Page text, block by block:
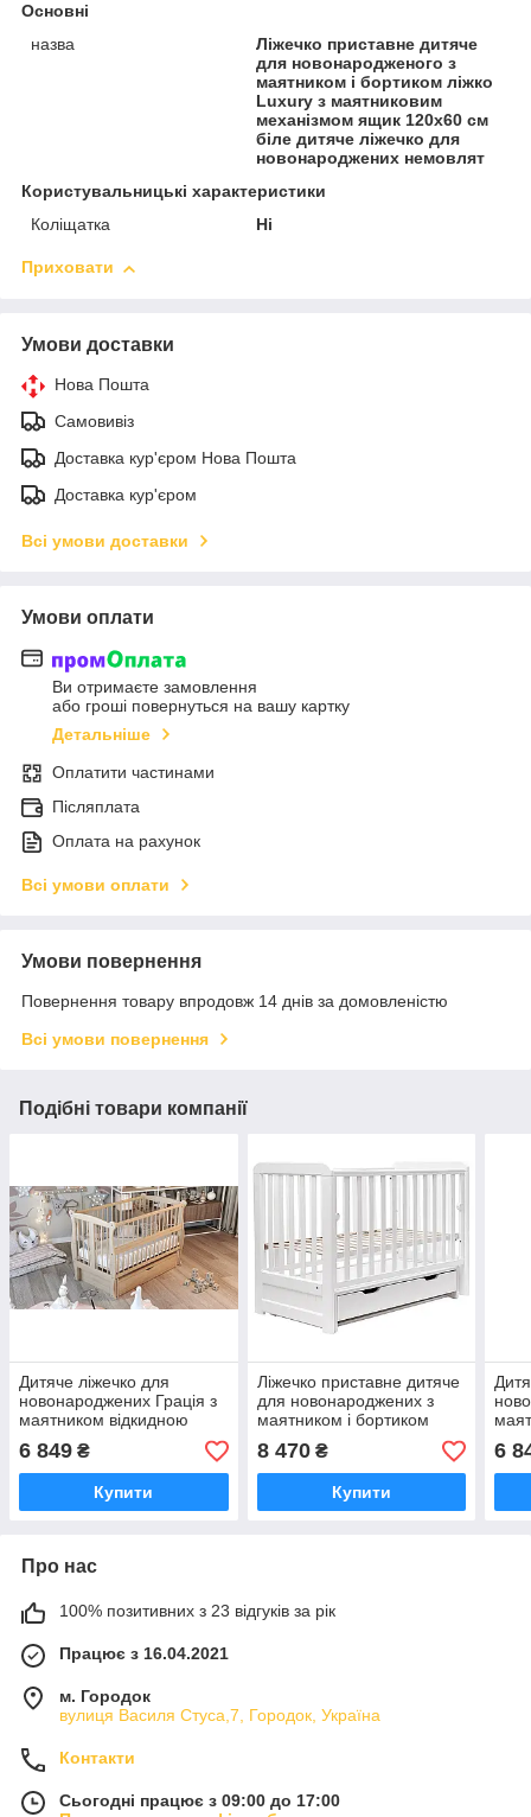
Основні
назва
Ліжечко приставне дитяче
для новонародженого з
маятником і бортиком ліжко
Luxury з маятниковим
механізмом ящик 120х60 см
біле дитяче ліжечко для
новонароджених немовлят
Користувальницькі характеристики
Коліщатка
Ні
Приховати
Умови доставки
Нова Пошта
Самовивіз
Доставка кур'єром Нова Пошта
Доставка кур'єром
Всі умови доставки
Умови оплати
Ви отримаєте замовлення
або гроші повернуться на вашу картку
Детальніше
Оплатити частинами
Післяплата
Оплата на рахунок
Всі умови оплати
Умови повернення
Повернення товару впродовж 14 днів за домовленістю
Всі умови повернення
Подібні товари компанії
Дитяче ліжечко для
новонароджених Грація з
маятником відкидною
боковиною та шухлядою
бук ліжко для немовлят
6 849 ₴
Купити
Ліжечко приставне дитяче
для новонароджених з
маятником і бортиком
Luxury з маятниковим
механізмом шухлядою
8 470₴
Купити
бук
6
Про нас
100% позитивних з 23 відгуків за рік
Працює з 16.04.2021
м. Городок
вулиця Василя Стуса,7, Городок, Україна
Контакти
Сьогодні працює з 09:00 до 17:00